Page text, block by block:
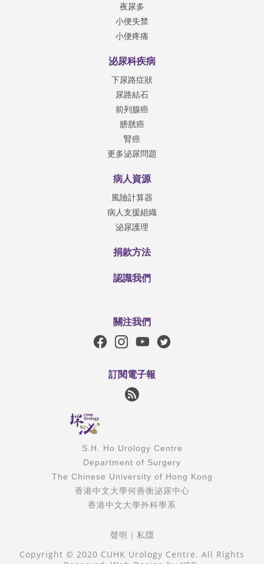
夜尿多
小便失禁
小便疼痛
泌尿科疾病
下尿路症狀
尿路結石
前列腺癌
膀胱癌
腎癌
更多泌尿問題
病人資源
風險計算器
病人支援組織
泌尿護理
捐款方法
認識我們
關注我們
訂閱電子報
S.H. Ho Urology Centre
Department of Surgery
The Chinese University of Hong Kong
香港中文大學何善衡泌尿中心
香港中文大學外科學系
聲明 ｜ 私隱
Copyright © 2020 CUHK Urology Centre. All Rights